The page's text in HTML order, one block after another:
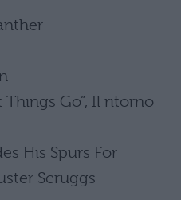
Things Go”, Il ritorno
His Spurs For
Scruggs